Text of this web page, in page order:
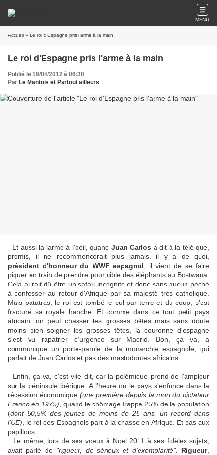
MENU
Accueil » Le roi d'Espagne pris l'arme à la main
Le roi d'Espagne pris l'arme à la main
Publié le 19/04/2012 à 06:30
Par Le Mantois et Partout ailleurs
Et aussi la larme à l'oeil, quand Juan Carlos a dit à la télé que,
promis, il ne recommencerait plus jamais. il y a de quoi,
président d'honneur du WWF espagnol , il vient de se faire
piquer en train de prendre pour cible des éléphants au Bostwana.
Cela aurait dû être un safari incognito et donc sans aucun péché
à confesser au retour d'Afrique par sa majesté très catholique.
Mais patatras, le roi est tombé le cul par terre et du coup, s'est
fracturé sa royale hanche. Et comme dans ce tout petit pays
africain, on peut chasser les grosses bêtes mais sans doute
moins bien soigner les grosses têtes, la couronne d'espagne
s'est vu rapatrier d'urgence sur Madrid. Bon, ça va, a
communiqué un porte-parole de la monarchie espagnole, qui
parlait de Juan Carlos et pas des mastodontes africains.
Enfin, ça va, c'est vite dit, car la polémique prend de l'ampleur
sur la péninsule ibérique. A l'heure où le pays s'enfonce dans la
récession économique (une première depuis la mort du dictateur
Franco en 1975) , quand le chômage frappe 25% de la population
(dont 50,5% des jeunes de moins de 25 ans, un record dans
l'UE) , le roi des Espagnols part à la chasse en Afrique. Et pas aux
papillons.
Le même, lors de ses voeux à Noël 2011 à ses fidèles sujets,
avait parlé de "rigueur, de sérieux et d'exemplarité". Rigueur,